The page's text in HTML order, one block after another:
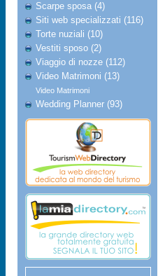
Scarpe sposa (4)
Siti web specializzati (116)
Torte nuziali (10)
Vestiti sposo (2)
Viaggio di nozze (112)
Video Matrimoni (13)
Video Matrimoni
Wedding Planner (93)